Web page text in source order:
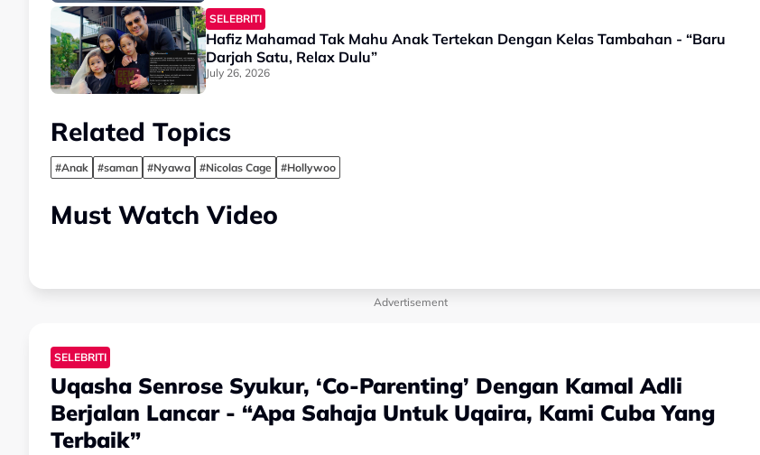
SELEBRITI
Hafiz Mahamad Tak Mahu Anak Tertekan Dengan Kelas Tambahan - “Baru
Darjah Satu, Relax Dulu”
July 26, 2026
Related Topics
#Anak #saman #Nyawa #Nicolas Cage #Hollywoo
Must Watch Video
Advertisement
SELEBRITI
Uqasha Senrose Syukur, ‘Co-Parenting’ Dengan Kamal Adli
Berjalan Lancar - “Apa Sahaja Untuk Uqaira, Kami Cuba Yang
Terbaik”